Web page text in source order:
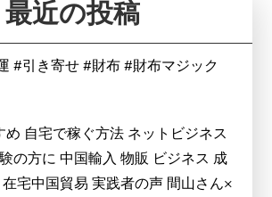
最近の投稿
#引き寄せ #財布 #財布マジック
め 自宅で稼ぐ方法 ネットビジネス
の方に 中国輸入 物販 ビジネス 成
宅中国貿易 実践者の声 間山さん×